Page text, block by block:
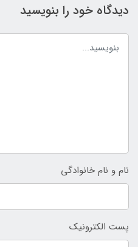
دیدگاه خود را بنویسید
نام و نام خانوادگی
پست الکترونیک